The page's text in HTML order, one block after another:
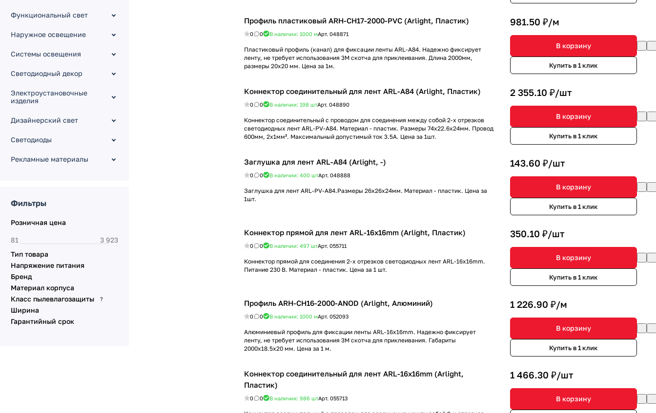
Профиль пластиковый ARH-CH17-2000-PVC (Arlight, Пластик)
0 0 В наличии: 1000 мАрт. 048871
Пластиковый профиль (канал) для фиксации ленты ARL-A84. Надежно фиксирует
ленту, не требует использования 3М скотча для приклеивания. Длина 2000мм,
размеры 20х20 мм. Цена за 1м.
981.50 ₽/м
В корзину
Купить в 1 клик
Коннектор соединительный для лент ARL-A84 (Arlight, Пластик)
0 0 В наличии: 198 штАрт. 048890
Коннектор соединительный с проводом для соединения между собой 2-х отрезков
светодиодных лент ARL-PV-A84. Материал - пластик. Размеры 74x22.6x24мм. Провод
600мм, 2х1мм². Максимальный допустимый ток 3.5А. Цена за 1шт.
2 355.10 ₽/шт
В корзину
Купить в 1 клик
Заглушка для лент ARL-A84 (Arlight, -)
0 0 В наличии: 400 штАрт. 048888
Заглушка для лент ARL-PV-A84.Размеры 26x26x24мм. Материал - пластик. Цена за
1шт.
143.60 ₽/шт
В корзину
Купить в 1 клик
Коннектор прямой для лент ARL-16x16mm (Arlight, Пластик)
0 0 В наличии: 497 штАрт. 055711
Коннектор прямой для соединения 2-х отрезков светодиодных лент ARL-16x16mm.
Питание 230 В. Материал - пластик. Цена за 1 шт.
350.10 ₽/шт
В корзину
Купить в 1 клик
Профиль ARH-CH16-2000-ANOD (Arlight, Алюминий)
0 0 В наличии: 1000 мАрт. 052093
Алюминиевый профиль для фиксации ленты ARL-16x16mm. Надежно фиксирует
ленту, не требует использования 3М скотча для приклеивания. Габариты
2000x18.5x20 мм. Цена за 1 м.
1 226.90 ₽/м
В корзину
Купить в 1 клик
Коннектор соединительный для лент ARL-16x16mm (Arlight,
Пластик)
0 0 В наличии: 986 штАрт. 055713
1 466.30 ₽/шт
В корзину
CDW
и тоном RGBW-WW
Динамические эффекты
Динамические эффекты
Стабилизированные IC
Специализированные
Линзованные
мм
5 мм
8 мм
10 мм
Коннекторы 3-5pin для
Функциональный свет
Наружное освещение
Системы освещения
Светодиодный декор
Электроустановочные
изделия
Дизайнерский свет
Светодиоды
Рекламные материалы
Фильтры
Розничная цена
Тип товара
Напряжение питания
Бренд
Материал корпуса
Класс пылевлагозащиты
?
Ширина
Гарантийный срок